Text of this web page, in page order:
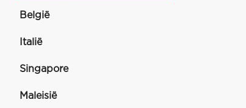
België
Italië
Singapore
Maleisië